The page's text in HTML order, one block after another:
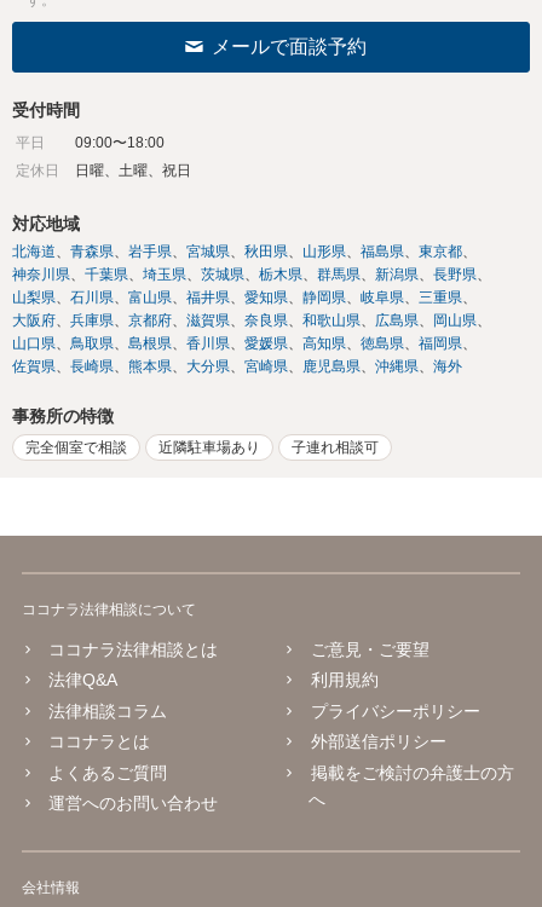
メールで面談予約
受付時間
平日
09:00〜18:00
定休日
日曜、土曜、祝日
対応地域
北海道 青森県 岩手県 宮城県 秋田県 山形県 福島県
東京都
神奈川県
千葉県 埼玉県 茨城県 栃木県 群馬県 新潟県
長野県
山梨県
石川県 富山県 福井県 愛知県 静岡県 岐阜県
三重県
大阪府
兵庫県 京都府 滋賀県 奈良県 和歌山県 広島県
岡山県
山口県
鳥取県 島根県 香川県 愛媛県 高知県 徳島県
福岡県
佐賀県
長崎県 熊本県 大分県 宮崎県 鹿児島県 沖縄県 海外
事務所の特徴
完全個室で相談 近隣駐車場あり 子連れ相談可
ココナラ法律相談について
ココナラ法律相談とは
法律Q&A
法律相談コラム
ココナラとは
よくあるご質問
運営へのお問い合わせ
ご意見・ご要望
利用規約
プライバシーポリシー
外部送信ポリシー
掲載をご検討の弁護士の方
へ
会社情報